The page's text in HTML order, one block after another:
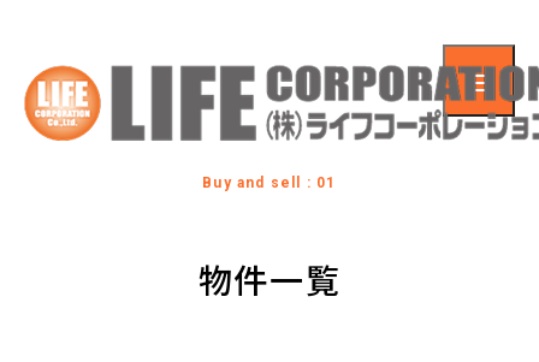
Buy and sell : 01
物件一覧